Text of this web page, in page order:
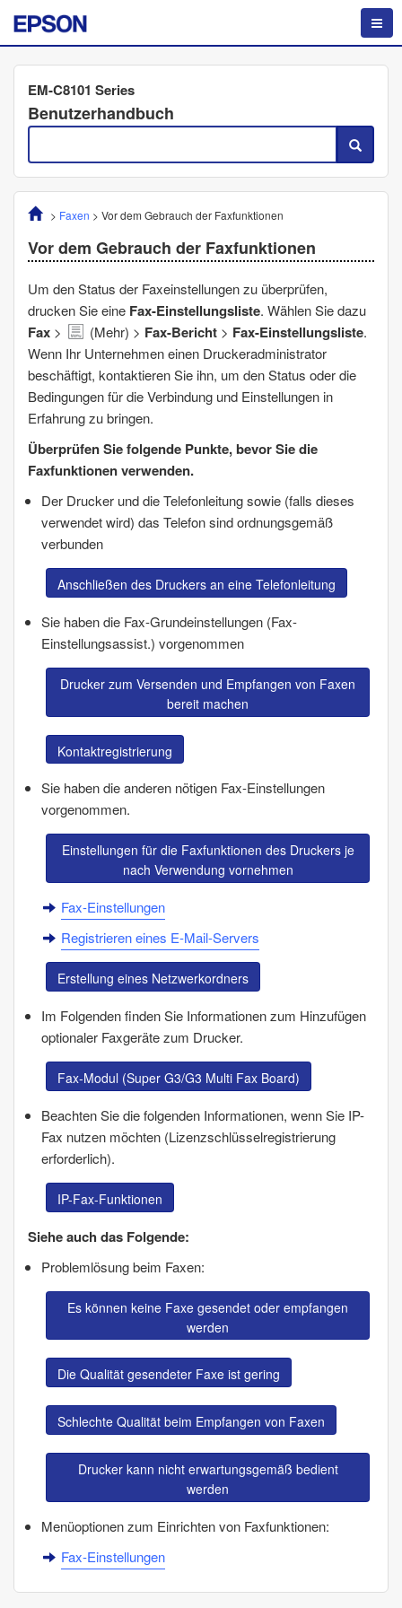
EM-C8101 Series
Benutzerhandbuch
> Faxen > Vor dem Gebrauch der Faxfunktionen
Vor dem Gebrauch der Faxfunktionen
Um den Status der Faxeinstellungen zu überprüfen,
drucken Sie eine Fax-Einstellungsliste. Wählen Sie dazu
Fax > (Mehr) > Fax-Bericht > Fax-Einstellungsliste.
Wenn Ihr Unternehmen einen Druckeradministrator
beschäftigt, kontaktieren Sie ihn, um den Status oder die
Bedingungen für die Verbindung und Einstellungen in
Erfahrung zu bringen.
Überprüfen Sie folgende Punkte, bevor Sie die
Faxfunktionen verwenden.
Der Drucker und die Telefonleitung sowie (falls dieses
verwendet wird) das Telefon sind ordnungsgemäß
verbunden
Anschließen des Druckers an eine Telefonleitung
Sie haben die Fax-Grundeinstellungen (Fax-
Einstellungsassist.) vorgenommen
Drucker zum Versenden und Empfangen von Faxen
bereit machen
Kontaktregistrierung
Sie haben die anderen nötigen Fax-Einstellungen
vorgenommen.
Einstellungen für die Faxfunktionen des Druckers je
nach Verwendung vornehmen
Fax-Einstellungen
Registrieren eines E-Mail-Servers
Erstellung eines Netzwerkordners
Im Folgenden finden Sie Informationen zum Hinzufügen
optionaler Faxgeräte zum Drucker.
Fax-Modul (Super G3/G3 Multi Fax Board)
Beachten Sie die folgenden Informationen, wenn Sie IP-
Fax nutzen möchten (Lizenzschlüsselregistrierung
erforderlich).
IP-Fax-Funktionen
Siehe auch das Folgende:
Problemlösung beim Faxen:
Es können keine Faxe gesendet oder empfangen
werden
Die Qualität gesendeter Faxe ist gering
Schlechte Qualität beim Empfangen von Faxen
Drucker kann nicht erwartungsgemäß bedient
werden
Menüoptionen zum Einrichten von Faxfunktionen:
Fax-Einstellungen